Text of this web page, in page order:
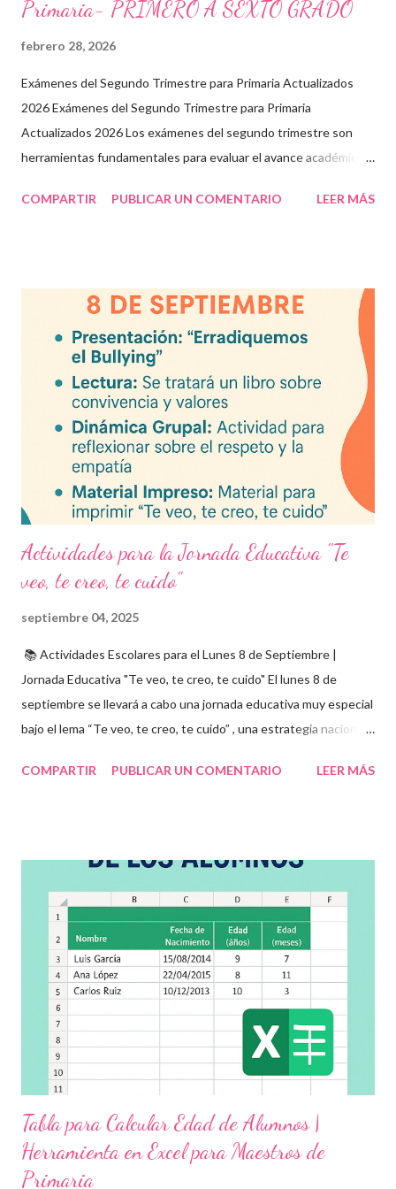
o
Primaria- PRIMERO A SEXTO GRADO
febrero 28, 2026
Exámenes del Segundo Trimestre para Primaria Actualizados
2026 Exámenes del Segundo Trimestre para Primaria
Actualizados 2026 Los exámenes del segundo trimestre son
herramientas fundamentales para evaluar el avance académico
descargable en PDF, diseñado para docentes que buscan
frecuentes Beneficios de utilizar estos exámenes trimestrales
Evaluaciones alineadas al programa oficial. Formato optimizado
para impresión o uso en plataformas educativas. Reactivos que
fortalecen la comprensión y el pensamiento crítico. Ideal para
formación docente y evaluación diagnóstica. Material
descargable PDF editable. Estos exámenes también pueden
integrarse en herramientas digitales pa...
COMPARTIR PUBLICAR UN COMENTARIO LEER MÁS
Actividades para la Jornada Educativa "Te
veo, te creo, te cuido"
septiembre 04, 2025
📚 Actividades Escolares para el Lunes 8 de Septiembre |
Jornada Educativa "Te veo, te creo, te cuido" El lunes 8 de
septiembre se llevará a cabo una jornada educativa muy especial
bajo el lema “Te veo, te creo, te cuido” , una estrategia nacional
infantil , y promover la convivencia escolar armónica . Desde el
actividades educativas que podrás aplicar fácilmente en tu
grupo, desde preescolar hasta sexto grado de primaria. 🧠
Objetivos clave de la jornada Promover entornos seguros y
afectivos dentro de la comunidad escolar Sensibilizar sobre el
maltrato, acoso escolar y abuso infantil Desarrollar habilidades
como la empatía, la comunicación y el autocuidado Aplicar ...
COMPARTIR PUBLICAR UN COMENTARIO LEER MÁS
Tabla para Calcular Edad de Alumnos |
Herramienta en Excel para Maestros de
Primaria